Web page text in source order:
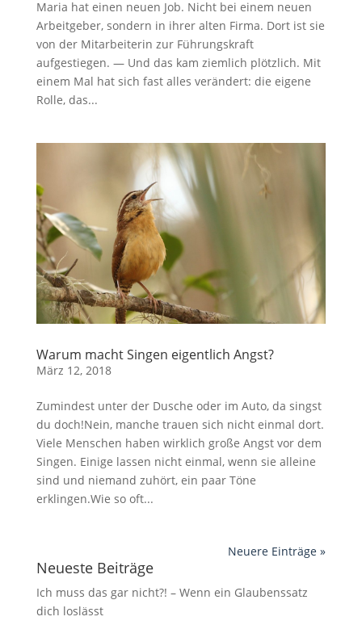
Maria hat einen neuen Job. Nicht bei einem neuen
Arbeitgeber, sondern in ihrer alten Firma. Dort ist sie
von der Mitarbeiterin zur Führungskraft
aufgestiegen. — Und das kam ziemlich plötzlich. Mit
einem Mal hat sich fast alles verändert: die eigene
Rolle, das...
Warum macht Singen eigentlich Angst?
März 12, 2018
Zumindest unter der Dusche oder im Auto, da singst
du doch!Nein, manche trauen sich nicht einmal dort.
Viele Menschen haben wirklich große Angst vor dem
Singen. Einige lassen nicht einmal, wenn sie alleine
sind und niemand zuhört, ein paar Töne
erklingen.Wie so oft...
Neuere Einträge »
Neueste Beiträge
Ich muss das gar nicht?! – Wenn ein Glaubenssatz
dich loslässt